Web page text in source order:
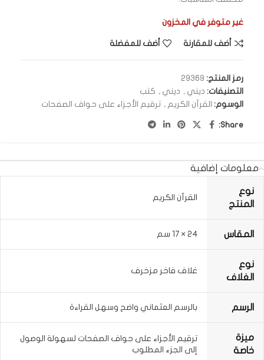
غير متوفر في المخزون
أضف للمقارنة أضف للمفضلة
رمز المنتج: 29369
التصنيفات: ديني , ديني , كتب
الوسوم: القرآن الكريم , ترقيم الأجزاء على حواف الصفحات
Share:
معلومات إضافية
نوع
المنتج
القرآن الكريم
المقاس 24 × 17 سم
نوع
الغلاف
غلاف فاخر مزخرف
الرسم بالرسم العثماني واضح وسهل القراءة
ميزة
خاصة
ترقيم الأجزاء على حواف الصفحات لسهولة الوصول
إلى الجزء المطلوب